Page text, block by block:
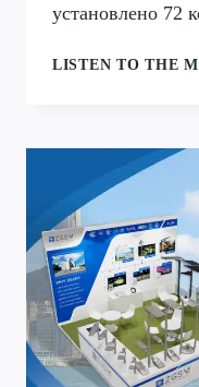
установлено 72
LISTEN TO THE